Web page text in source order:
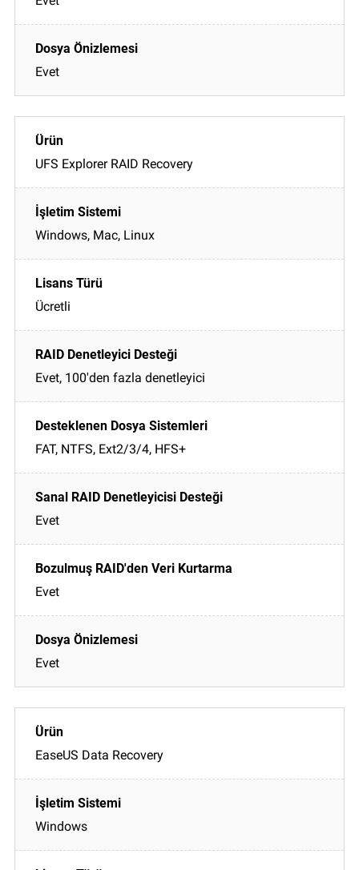
Evet
UFS Explorer RAID Recovery
Windows, Mac, Linux
Ücretli
Evet, 100'den fazla denetleyici
FAT, NTFS, Ext2/3/4, HFS+
Evet
Evet
Evet
EaseUS Data Recovery
Windows